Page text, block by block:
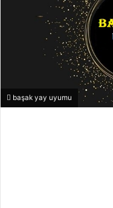
başak yay uyumu